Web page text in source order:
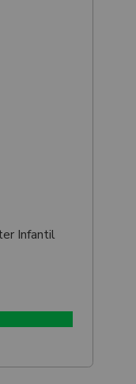
Infantil